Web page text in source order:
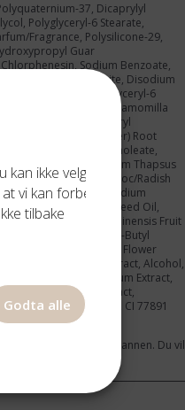
ikke velge
vi kan forbedre
tilbake
Godta alle
37, Dicaprylyl
Polyglyceryl-6 Stearate,
Fragrance, Polysilicone-29,
Guar
Sodium Benzoate,
Fluorphlogopite, Disodium
Acid, Polyglyceryl-6
Sorbitan Oleate, Chamomilla
Caprylyl/Capryl
Officinale (Ginger) Root
Ethyl Linoleate,
Hydrolyzed Verbascum Thapsus
Leuconostoc/Radish
Propanediol, Sodium
(Watermelon) Seed Oil,
Sorbate, Litchi Chinensis Fruit
Tetra-Di-T-Butyl
(Lavender) Flower
Odorata Flower Extract, Alcohol,
Leontopodium Alpinum Extract,
(Rosemary) Leaf Extract,
Limonene, Linalool, CI 77891
2).
kan endres fra tid til annen. Du vil